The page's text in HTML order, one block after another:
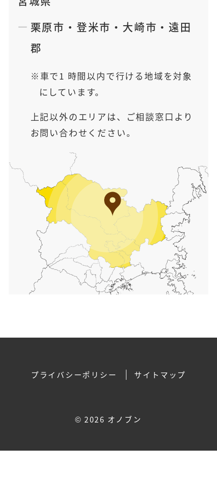
栗原市 ・ 登米市 ・ 大崎市 ・ 遠田
郡
車で1 時間以内で行ける地域を対象
にしています。
上記以外のエリアは、ご相談窓口より
お問い合わせください。
プライバシーポリシー サイトマップ
© 2026 オノブン